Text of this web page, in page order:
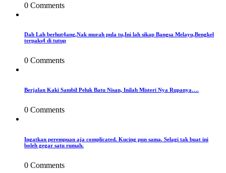
0 Comments
Dah Lah berhut4ang,Nak murah pula tu,Ini lah sikap Bangsa Melayu,Bengkel
terpaks4 di tutup
0 Comments
Berjalan Kaki Sambil Peluk Batu Nisan, Inilah Misteri Nya Rupanya….
0 Comments
Ingatkan perempuan aja complicated. Kucing pun sama. Selagi tak buat ini
boleh gegar satu rumah.
0 Comments